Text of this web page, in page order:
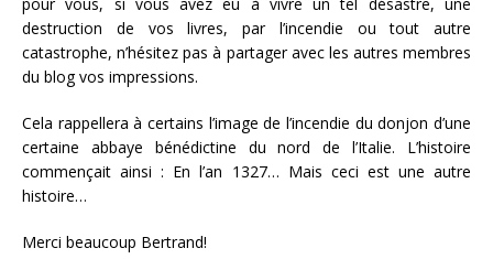
destruction de vos livres, par l’incendie ou tout autre
catastrophe, n’hésitez pas à partager avec les autres membres
du blog vos impressions.
Cela rappellera à certains l’image de l’incendie du donjon d’une
certaine abbaye bénédictine du nord de l’Italie. L’histoire
commençait ainsi : En l’an 1327… Mais ceci est une autre
histoire…
Merci beaucoup Bertrand!